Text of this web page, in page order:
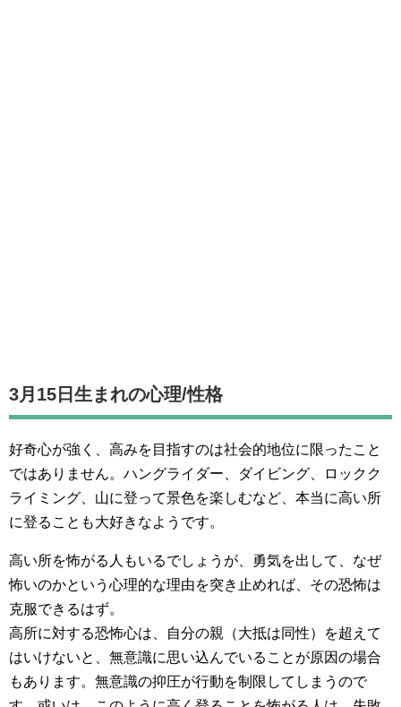
3月15日生まれの心理/性格
好奇心が強く、高みを目指すのは社会的地位に限ったこと
ではありません。ハングライダー、ダイビング、ロックク
ライミング、山に登って景色を楽しむなど、本当に高い所
に登ることも大好きなようです。
高い所を怖がる人もいるでしょうが、勇気を出して、なぜ
怖いのかという心理的な理由を突き止めれば、その恐怖は
克服できるはず。
高所に対する恐怖心は、自分の親（大抵は同性）を超えて
はいけないと、無意識に思い込んでいることが原因の場合
もあります。無意識の抑圧が行動を制限してしまうので